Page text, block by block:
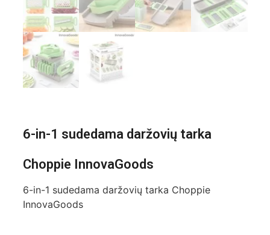
6-in-1 sudedama daržovių tarka
Choppie InnovaGoods
6-in-1 sudedama daržovių tarka Choppie
InnovaGoods